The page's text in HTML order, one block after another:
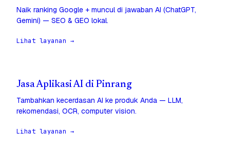
Naik ranking Google + muncul di jawaban AI (ChatGPT,
Gemini) — SEO & GEO lokal.
Lihat layanan →
Jasa Aplikasi AI di Pinrang
Tambahkan kecerdasan AI ke produk Anda — LLM,
rekomendasi, OCR, computer vision.
Lihat layanan →